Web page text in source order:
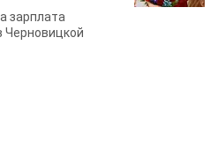
зарплата
Черновицкой